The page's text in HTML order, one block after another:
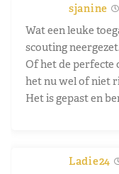
sjanine
Wat een leuke
scouting
Of het de
het nu wel of niet
Het is gepast en
Ladie24